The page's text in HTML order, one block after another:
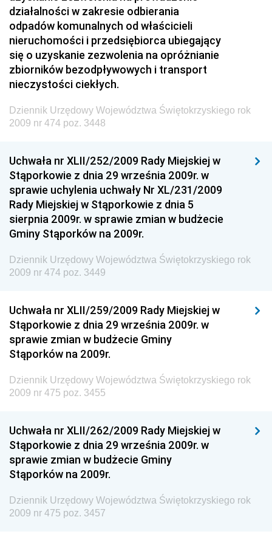
Dziennik Urzędowy Ministra Przedsiębiorczości i
Technologii
Dziennik Urzędowy Ministra Inwestycji i Rozwoju
Dziennik Urzędowy Naczelnego Dyrektora Archiwów
Państwowych
Dziennik Urzędowy Ministra Finansów, Inwestycji i
Rozwoju
Dziennik Urzędowy Ministra Sportu
Dziennik Urzędowy Ministra Funduszy i Polityki
Regionalnej
Dziennik Urzędowy Ministra Aktywów Państwowych
Dziennik Urzędowy Ministra Zdrowia
Dziennik Urzędowy Ministra Środowiska i Głównego
Inspektora Ochrony Środowiska
Dziennik Urzędowy Ministerstwa Kultury, Dziedzictwa
Narodowego i Sportu
Dziennik Urzędowy Ministra Finansów, Funduszy i
Dziennik Urzędowy Ministra Rozwoju, Pracy i
Dziennik Urzędowy Ministra Kultury, Dziedzictwa
Narodowego i Sportu
Dziennik Urzędowy Ministra Rodziny i Polityki
Społecznej
Dziennik Urzędowy Komendy Głównej Straży
Granicznej
działalności w zakresie odbierania
odpadów komunalnych od właścicieli
nieruchomości i przedsiębiorca ubiegający
się o uzyskanie zezwolenia na opróżnianie
zbiorników bezodpływowych i transport
nieczystości ciekłych.
Dziennik Urzędowy Województwa Świętokrzyskiego rok
2009 nr 474 poz. 3448
Uchwała nr XLII/252/2009 Rady Miejskiej w
Stąporkowie z dnia 29 września 2009r. w
sprawie uchylenia uchwały Nr XL/231/2009
Rady Miejskiej w Stąporkowie z dnia 5
sierpnia 2009r. w sprawie zmian w budżecie
Gminy Stąporków na 2009r.
Dziennik Urzędowy Województwa Świętokrzyskiego rok
2009 nr 474 poz. 3449
Uchwała nr XLII/259/2009 Rady Miejskiej w
Stąporkowie z dnia 29 września 2009r. w
sprawie zmian w budżecie Gminy
Stąporków na 2009r.
Dziennik Urzędowy Województwa Świętokrzyskiego rok
2009 nr 475 poz. 3455
Uchwała nr XLII/262/2009 Rady Miejskiej w
Stąporkowie z dnia 29 września 2009r. w
sprawie zmian w budżecie Gminy
Stąporków na 2009r.
Dziennik Urzędowy Województwa Świętokrzyskiego rok
2009 nr 475 poz. 3457